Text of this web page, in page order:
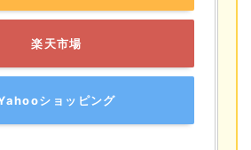
楽天市場
ショッピング